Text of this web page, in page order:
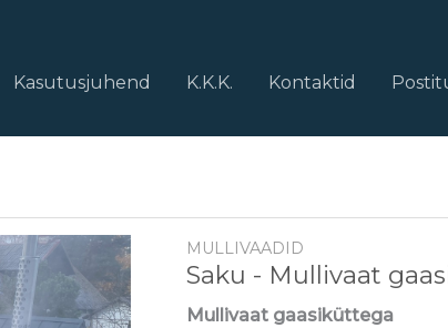
Kasutusjuhend K.K.K. Kontaktid
MULLIVAADID
Saku - Mullivaat
Mullivaat gaasiküttega